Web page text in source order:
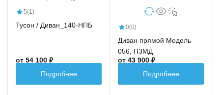
5(1)
Тусон / Диван_140-НПБ
от 54 100 ₽
Подробнее
0(0)
Диван прямой Модель
056, П3МД
от 43 900 ₽
Подробнее